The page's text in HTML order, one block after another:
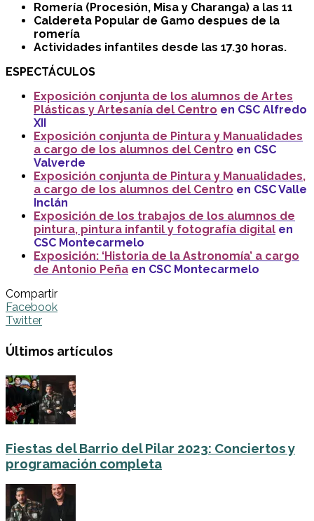
Romería (Procesión, Misa y Charanga) a las 11
Caldereta Popular de Gamo despues de la
romería
Actividades infantiles desde las 17.30 horas.
ESPECTÁCULOS
Exposición conjunta de los alumnos de Artes
Plásticas y Artesanía del Centro en CSC Alfredo
XII
Exposición conjunta de Pintura y Manualidades
a cargo de los alumnos del Centro en CSC
Valverde
Exposición conjunta de Pintura y Manualidades,
a cargo de los alumnos del Centro en CSC Valle
Inclán
Exposición de los trabajos de los alumnos de
pintura, pintura infantil y fotografía digital en
CSC Montecarmelo
Exposición: ‘Historia de la Astronomía’ a cargo
de Antonio Peña en CSC Montecarmelo
Compartir
Facebook
Twitter
Últimos artículos
Fiestas del Barrio del Pilar 2023: Conciertos y
programación completa